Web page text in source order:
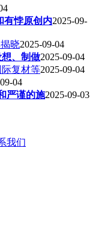
有悖原创内2025-09-
晓2025-09-04
、制做2025-09-04
复材等2025-09-04
04
严谨的施2025-09-03
我们